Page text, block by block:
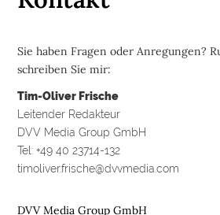
Sie haben Fragen oder Anregungen?
schreiben Sie mir:
Tim-Oliver Frische
Leitender Redakteur
DVV Media Group GmbH
Tel: +49 40 23714-132
timoliver.frische@dvvmedia.com
DVV Media Group GmbH